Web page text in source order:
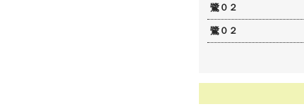
鷺０２
鷺０２